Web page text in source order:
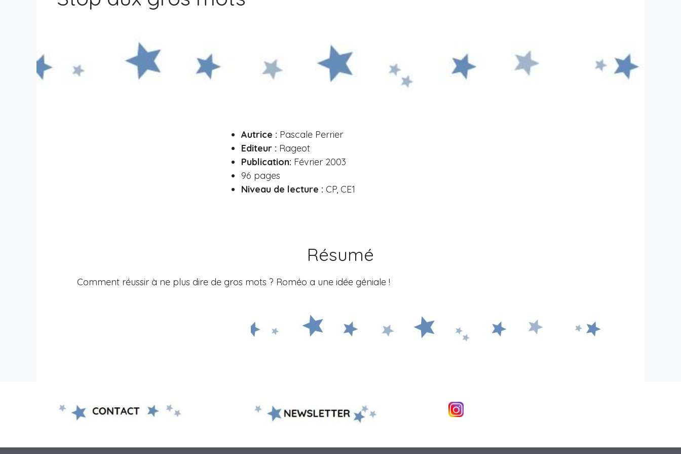
Autrice : Pascale Perrier
Editeur : Rageot
Publication: Février 2003
96 pages
Niveau de lecture : CP, CE1
Résumé
Comment réussir à ne plus dire de gros mots ? Roméo a une idée géniale !